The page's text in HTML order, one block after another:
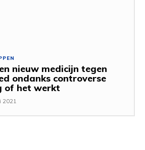
nieuw medicijn tegen
ondanks controverse
of het werkt
2021